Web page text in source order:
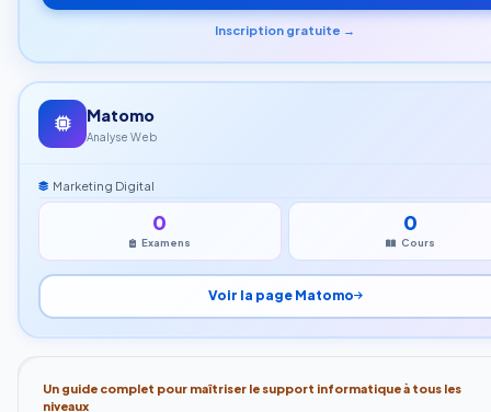
Inscription gratuite →
Matomo
Analyse Web
Marketing Digital
0
Examens
0
Cours
Voir la page Matomo
Un guide complet pour maîtriser le support informatique à tous les
niveaux